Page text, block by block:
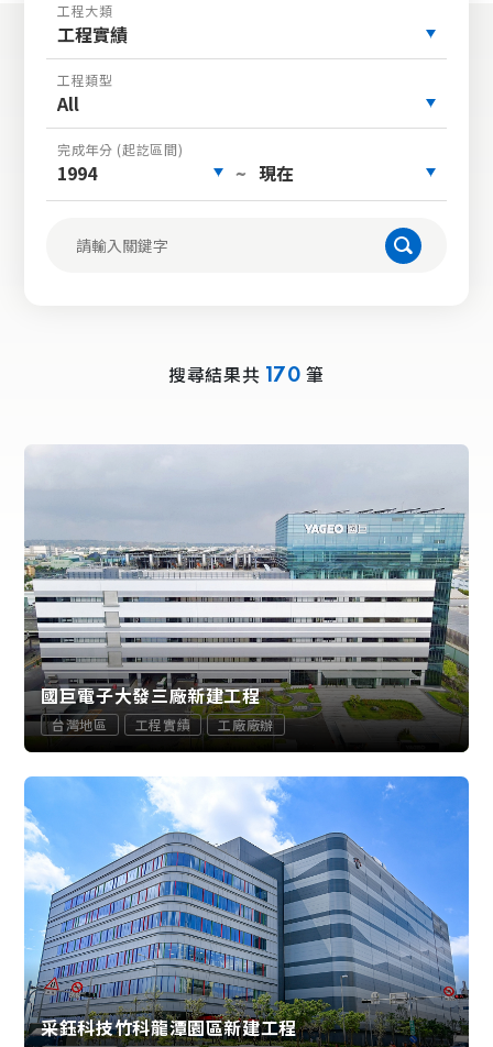
工程大類
工程實績
工程類型
All
完成年分 (起訖區間)
1994 ~ 現在
搜尋結果共 170 筆
國巨電子大發三廠新建工程
台灣地區 工程實績 工廠廠辦
采鈺科技竹科龍潭園區新建工程